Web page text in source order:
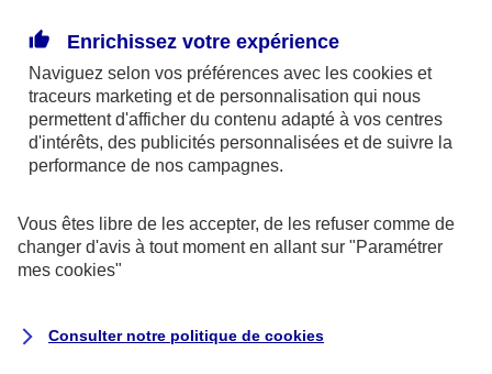
votre poche
assurance scolaire du petit dernier, le
Enrichissez votre expérience
Naviguez selon vos préférences avec les cookies et
traceurs marketing et de personnalisation qui nous
permettent d'afficher du contenu adapté à vos centres
d'intérêts, des publicités personnalisées et de suivre la
performance de nos campagnes.
Vous êtes libre de les accepter, de les refuser comme de
changer d'avis à tout moment en allant sur "Paramétrer
mes cookies"
Consulter notre politique de cookies